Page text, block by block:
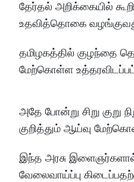
தேர்தல் அறிக்கையில்
உதவித்தொகை வழங்குவது
தமிழகத்தில் குழந்தை
மேற்கொள்ள
அதே போன்று சிறு குறு
குறித்தும் ஆய்வு
இந்த அரசு
வேலைவாய்ப்பு